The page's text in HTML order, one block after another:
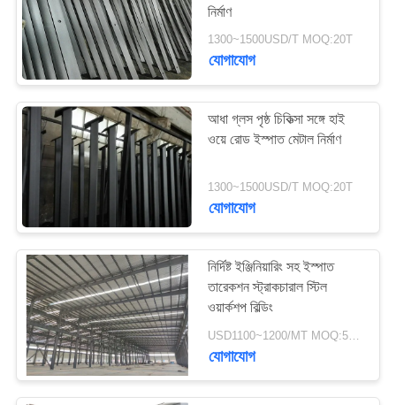
গোপনীয়তা
নীতি
নির্মাণ
1300~1500USD/T MOQ:20T
যোগাযোগ
আধা গ্লস পৃষ্ঠ চিকিত্সা সঙ্গে হাই
ওয়ে রোড ইস্পাত মেটাল নির্মাণ
1300~1500USD/T MOQ:20T
যোগাযোগ
নির্দিষ্ট ইঞ্জিনিয়ারিং সহ ইস্পাত
তারেকশন স্ট্রাকচারাল স্টিল
ওয়ার্কশপ বিল্ডিং
যোগাযোগ